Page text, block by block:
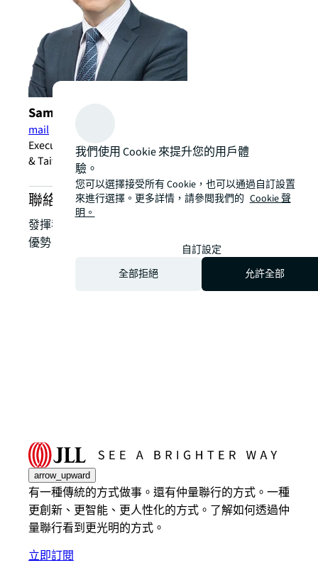
Samuel Ma (馬基荣)
mail
Executive Director, Work Dynamics, Hong Kong, Korea
& Taiwan
聯絡我們，認識 JLL 的能源產業服務
發揮我們的本地專業，將您的房地產挑戰轉化為策略
優勢，優化您的投資組合以提升價值及表現。
arrow_upward
有一種傳統的方式做事。還有仲量聯行的方式。一種
更創新、更智能、更人性化的方式。了解如何透過仲
量聯行看到更光明的方式。
立即訂閱
我們使用 Cookie 來提升您的用戶體
驗。
您可以選擇接受所有 Cookie，也可以通過自訂設置
來進行選擇。更多詳情，請參閲我們的 Cookie 聲
明。
自訂設定
全部拒絕
允許全部